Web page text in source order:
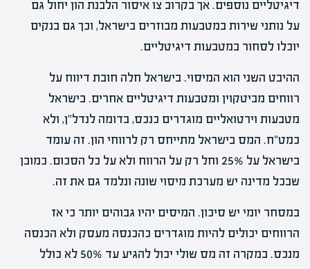
דיגיטליים נוספים. אך בקרוב צו איסור הלבנת הון יחול גם
על נותני שירות במטבעות מבוזרים בישראל, וכך גם בנקים
יוכלו לסחור במטבעות דיגיטליים.
ההיבט השני הוא המיסוי. בישראל חלה חובת דיווח על
רווחים מביטקוין ומטבעות דיגיטליים אחרים. בישראל
מטבעות וירטואליים מוגדרים כנכס, בדומה לנדל"ן, ולא
כמט"ח. המס בישראל מתייחס רק לרווחי הון. זה עומד
בישראל על 25% וחל רק על הרווח ולא על כל הסכום. כמובן
שבכל מדינה יש מערכת מיסוי שונה ונלמד גם את זה.
במסחר יומי יש סיכון. המיסים יהיו גבוהים יותר כי אז
הרווחים יכולים להיות מוגדרים כהכנסה מעסק ולא הכנסה
מנכס. במקרה זה מס שולי יכול להגיע עד 50% לא כולל